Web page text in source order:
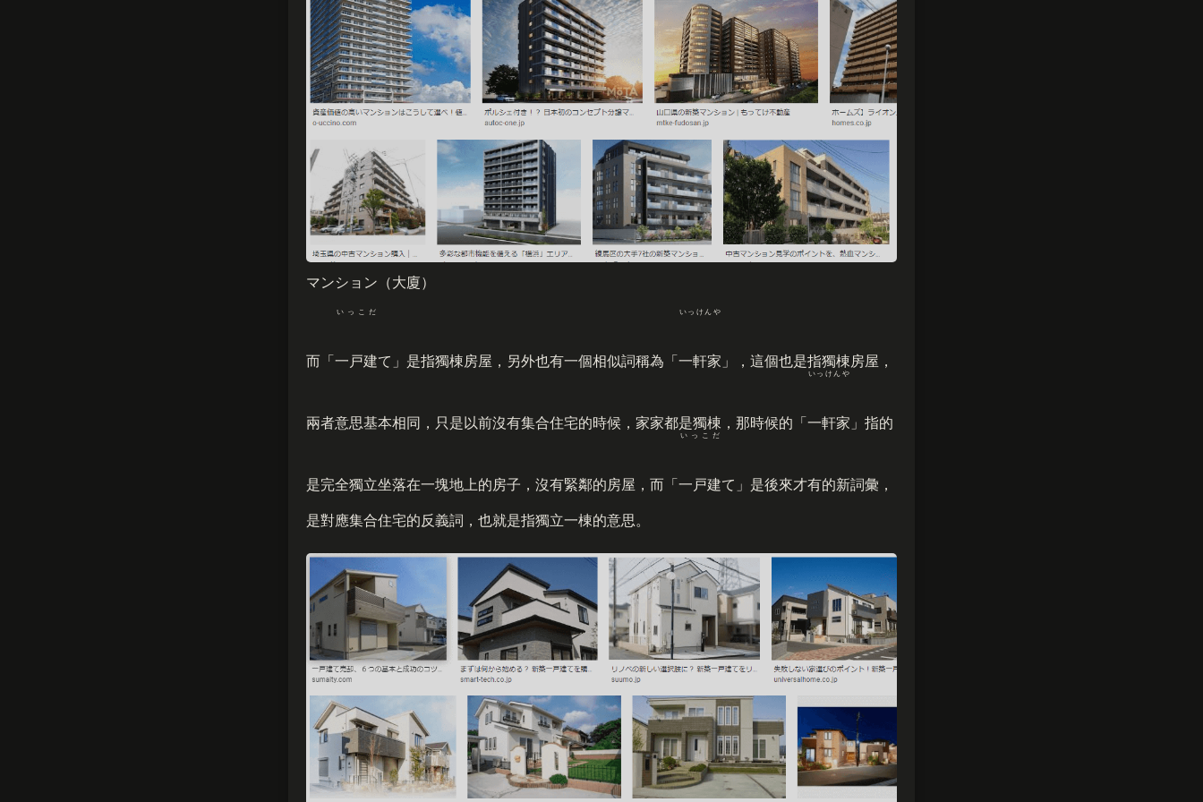
マンション（大廈）
而「 一戸建
いっこだ
て」是指獨棟房屋，另外也有一個相似詞稱為「 一軒家
いっけんや
」，這個也是指獨棟房屋，
兩者意思基本相同，只是以前沒有集合住宅的時候，家家都是獨棟，那時候的「 一軒家
いっけんや
」指的
是完全獨立坐落在一塊地上的房子，沒有緊鄰的房屋，而「 一戸建
いっこだ
て」是後來才有的新詞彙，
是對應集合住宅的反義詞，也就是指獨立一棟的意思。